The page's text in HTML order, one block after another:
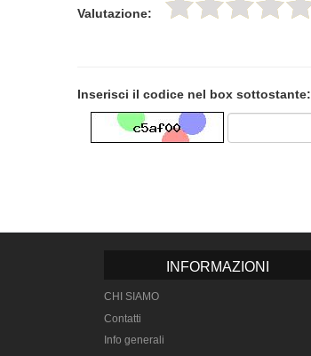
Valutazione:
Inserisci il codice nel box sottostante:
INFORMAZIONI
CHI SIAMO
Contatti
Info generali